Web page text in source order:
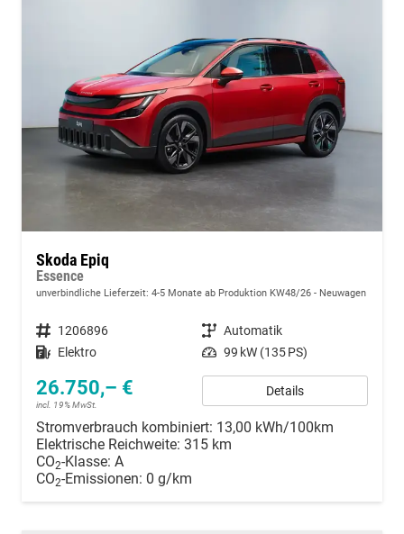
Skoda Epiq
Essence
unverbindliche Lieferzeit: 4-5 Monate ab Produktion KW48/26 Neuwagen
Fahrzeugnummer 1206896 Getriebe Automatik
Kraftstoff Elektro Leistung 99 kW (135 PS)
26.750,– €
incl. 19% MwSt.
Details
Stromverbrauch kombiniert: 13,00 kWh/100km
Elektrische Reichweite: 315 km
CO2-Klasse: A
CO2-Emissionen: 0 g/km